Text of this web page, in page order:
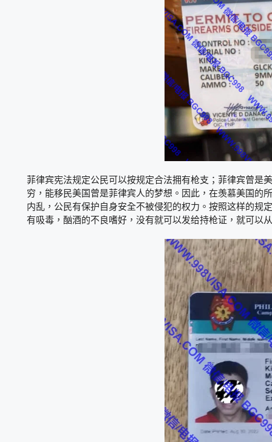
菲律宾宪法规定公民可以按规定合法拥有枪支；菲律宾曾是
穷，能移民美国曾是菲律宾人的梦想。因此，在羡慕美国的
内乱，公民有保护自身安全不被侵犯的权力。按照这样的规
有吸毒，酗酒的不良嗜好，没有就可以发给持枪证，就可以